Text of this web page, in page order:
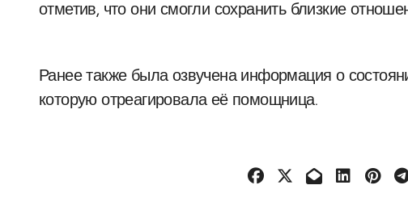
отметив, что они смогли сохранить близкие
Ранее также была озвучена информация о
которую отреагировала её помощница.